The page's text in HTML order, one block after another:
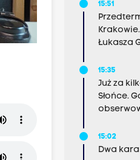
15:51
Łukasza
15:35
Już za
Słońce.
15:02
Dwa